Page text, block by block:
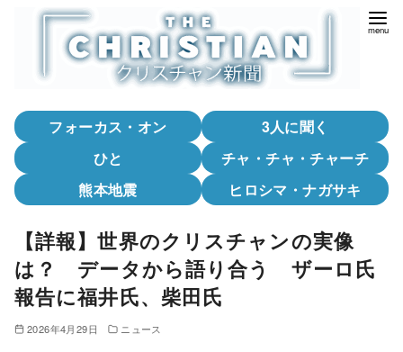
フォーカス・オン
3人に聞く
ひと
チャ・チャ・チャーチ
熊本地震
ヒロシマ・ナガサキ
【詳報】世界のクリスチャンの実像
は？ データから語り合う ザーロ氏
報告に福井氏、柴田氏
2026年4月29日 ニュース